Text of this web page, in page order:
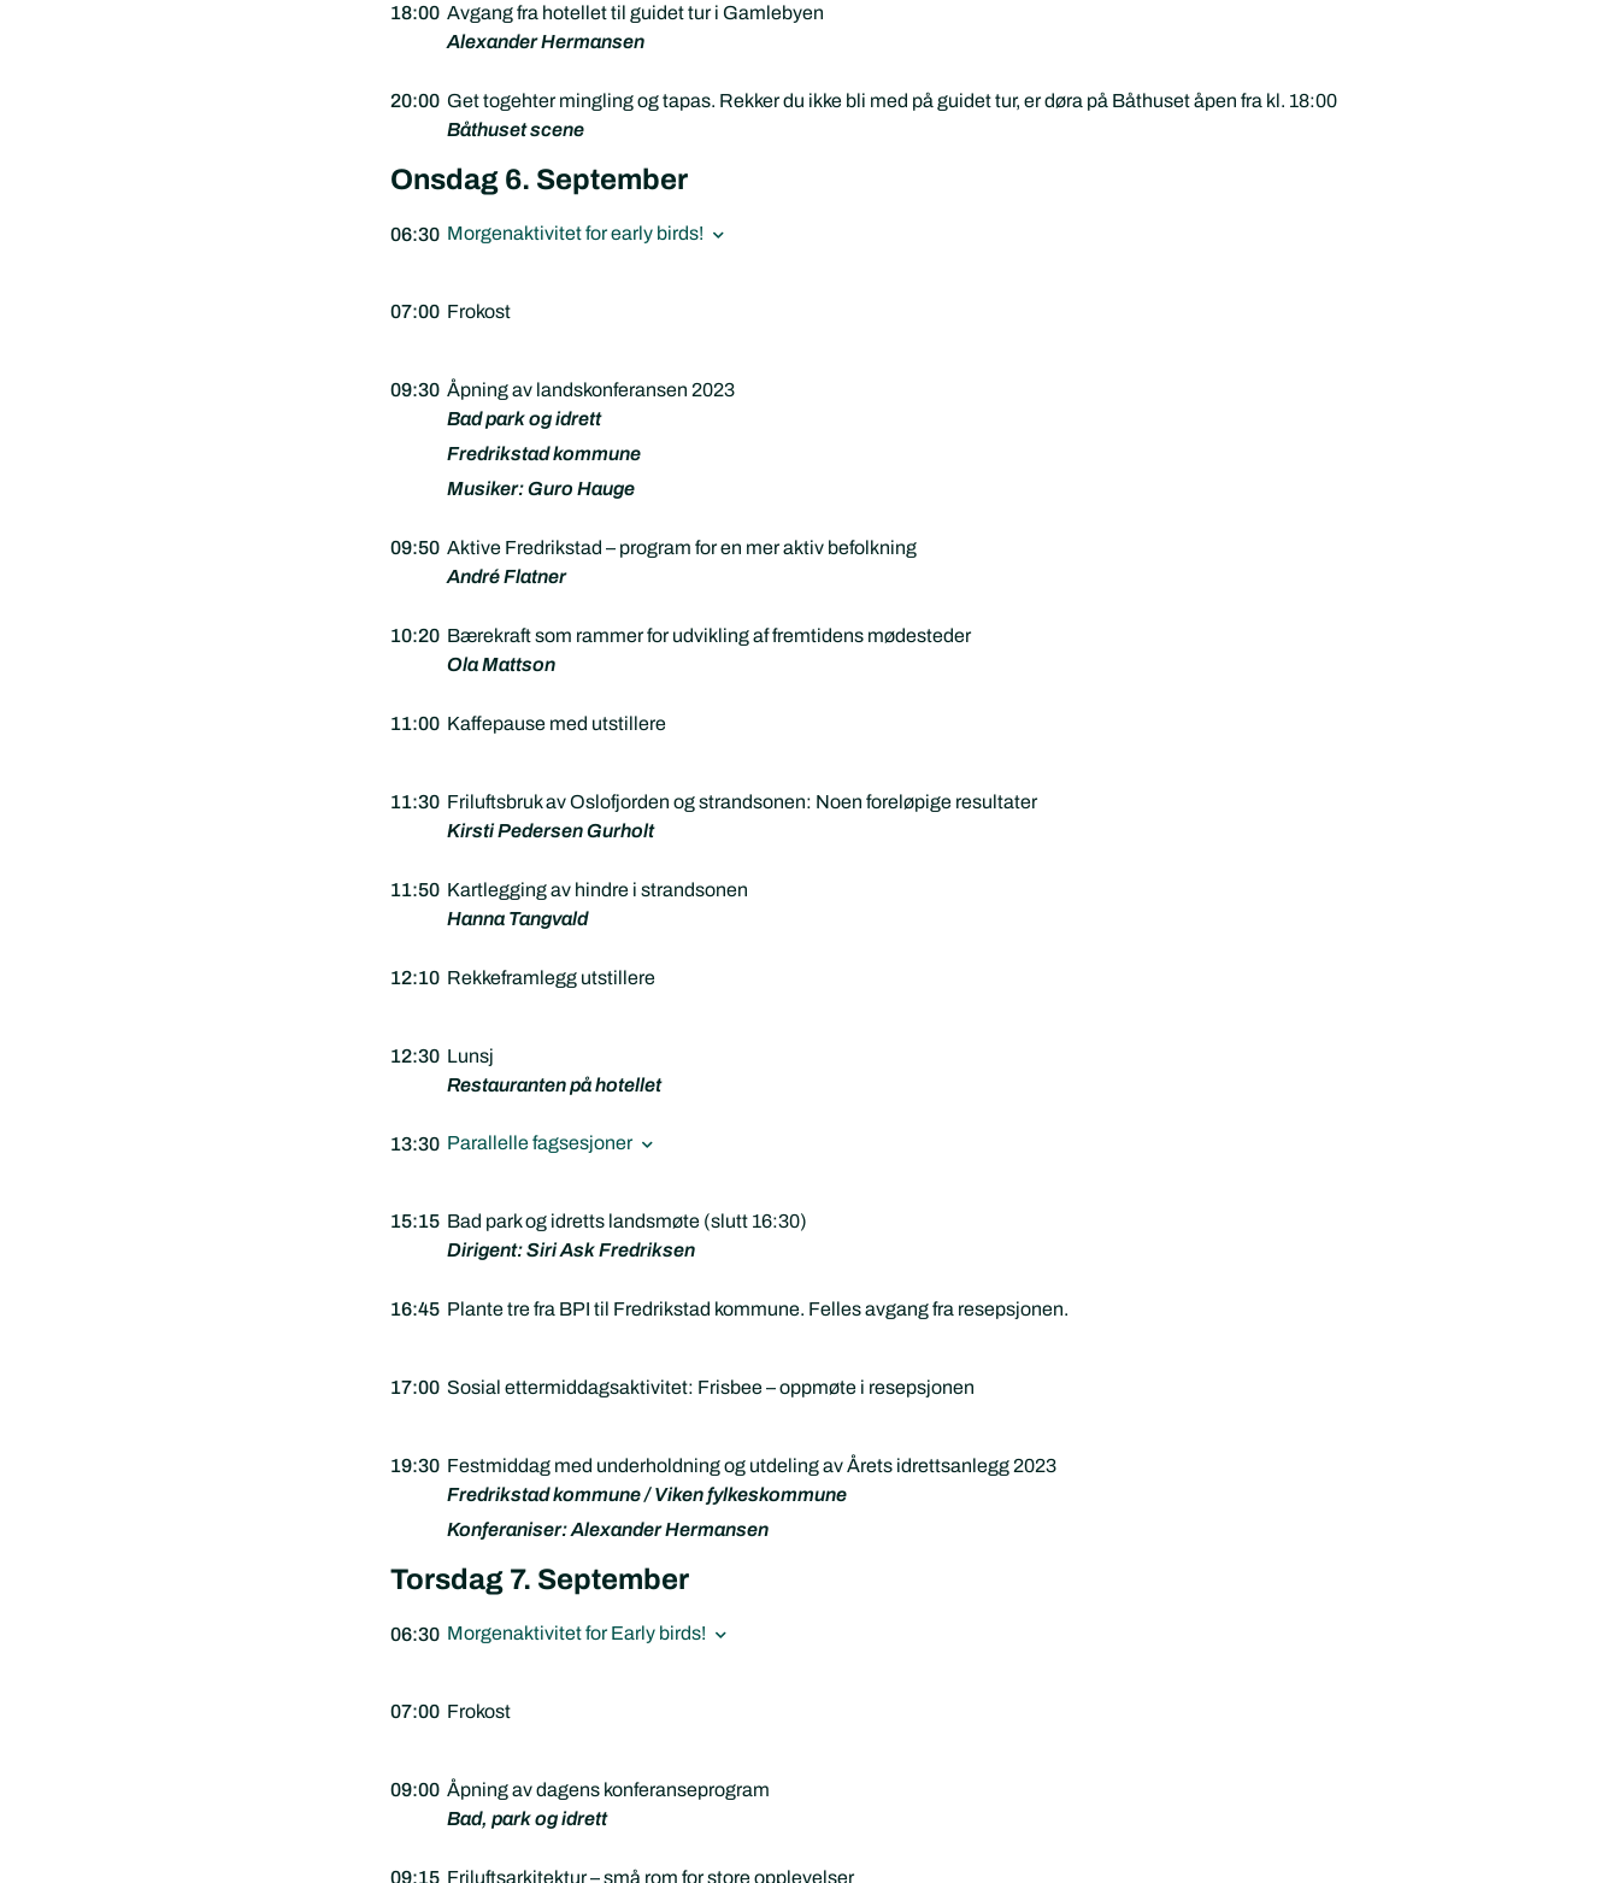
18:00 Avgang fra hotellet til guidet tur i Gamlebyen
Alexander Hermansen
20:00 Get togehter mingling og tapas. Rekker du ikke bli med på guidet tur, er døra på Båthuset åpen fra kl. 18:00
Båthuset scene
Onsdag 6. September
06:30 Morgenaktivitet for early birds!
07:00 Frokost
09:30 Åpning av landskonferansen 2023
Bad park og idrett
Fredrikstad kommune
Musiker: Guro Hauge
09:50 Aktive Fredrikstad – program for en mer aktiv befolkning
André Flatner
10:20 Bærekraft som rammer for udvikling af fremtidens mødesteder
Ola Mattson
11:00 Kaffepause med utstillere
11:30 Friluftsbruk av Oslofjorden og strandsonen: Noen foreløpige resultater
Kirsti Pedersen Gurholt
11:50 Kartlegging av hindre i strandsonen
Hanna Tangvald
12:10 Rekkeframlegg utstillere
12:30 Lunsj
Restauranten på hotellet
13:30 Parallelle fagsesjoner
15:15 Bad park og idretts landsmøte (slutt 16:30)
Dirigent: Siri Ask Fredriksen
16:45 Plante tre fra BPI til Fredrikstad kommune. Felles avgang fra resepsjonen.
17:00 Sosial ettermiddagsaktivitet: Frisbee – oppmøte i resepsjonen
19:30 Festmiddag med underholdning og utdeling av Årets idrettsanlegg 2023
Fredrikstad kommune / Viken fylkeskommune
Konferaniser: Alexander Hermansen
Torsdag 7. September
06:30 Morgenaktivitet for Early birds!
07:00 Frokost
09:00 Åpning av dagens konferanseprogram
Bad, park og idrett
09:15 Friluftsarkitektur – små rom for store opplevelser